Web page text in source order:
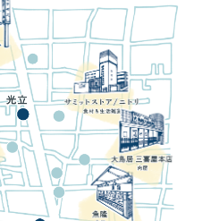
せ(法人)
7711